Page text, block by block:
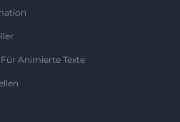
Animierte Texte